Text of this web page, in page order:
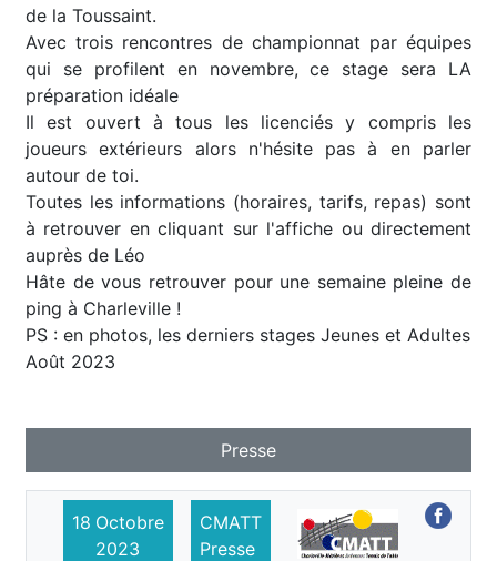
de la Toussaint.
Avec trois rencontres de championnat par équipes
qui se profilent en novembre, ce stage sera LA
préparation idéale
Il est ouvert à tous les licenciés y compris les
joueurs extérieurs alors n'hésite pas à en parler
autour de toi.
Toutes les informations (horaires, tarifs, repas) sont
à retrouver en cliquant sur l'affiche ou directement
auprès de Léo
Hâte de vous retrouver pour une semaine pleine de
ping à Charleville !
PS : en photos, les derniers stages Jeunes et Adultes
Août 2023
Presse
18 Octobre
2023
CMATT
Presse